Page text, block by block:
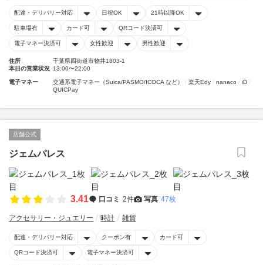
配達・デリバリー対応 日祝OK 21時以降OK
駐車場有 カード可 QRコード決済可
電子マネー決済可 女性歓迎 男性歓迎
住所
千葉県四街道市物井1803-1
本日の営業状況 13:00〜22:00
電子マネー 交通系電子マネー（Suica/PASMO/ICOCA など） 楽天Edy nanaco
iD
QUICPay
店舗公式
ジェムパレス
3.41 口コミ 2件 写真 47枚
アクセサリー・ジュエリー 時計 雑貨
配達・デリバリー対応 クーポン有 カード可
QRコード決済可 電子マネー決済可